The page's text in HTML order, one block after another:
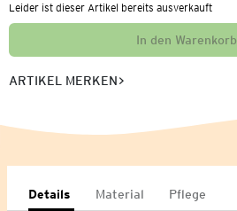
Leider ist dieser Artikel bereits ausverkauft
In den Warenkorb
ARTIKEL MERKEN
Details Material Pflege